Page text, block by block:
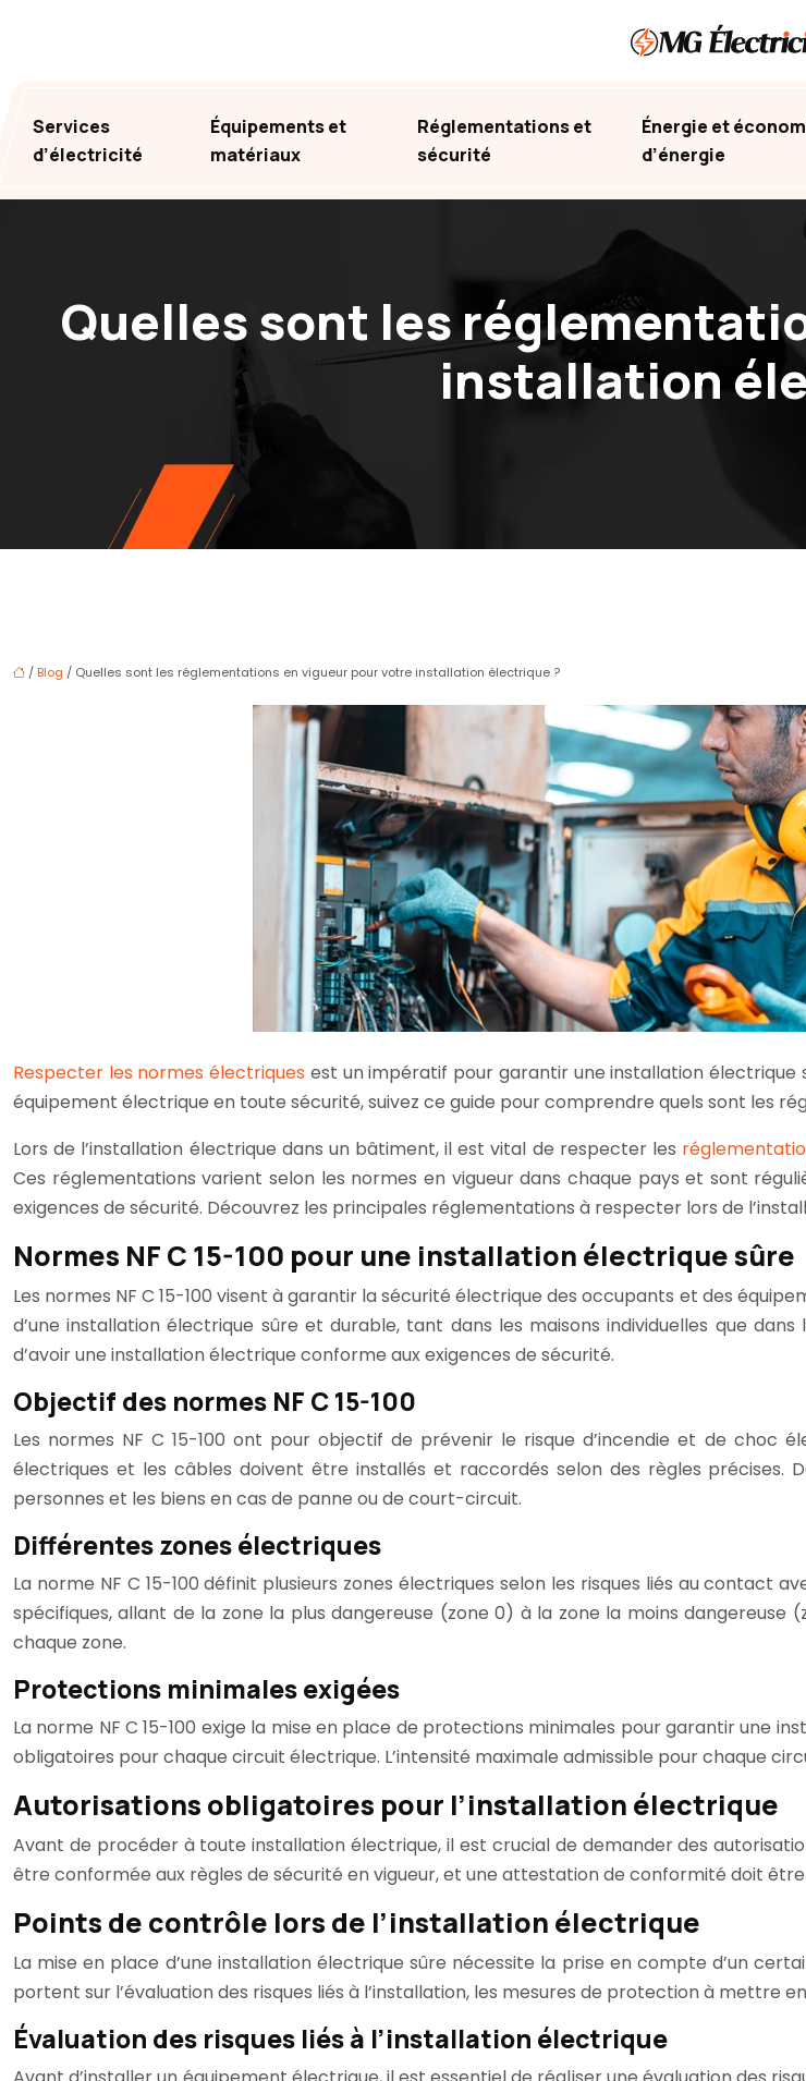
Services
d’électricité
Équipements et
matériaux
Réglementations et
sécurité
Énergie et
d’énergie
Quelles sont les
installation
/ Blog / Quelles sont les réglementations en vigueur pour votre installation électrique ?
Respecter les normes électriques est un impératif pour garantir une installation
équipement électrique en toute sécurité, suivez ce guide pour comprendre quels sont les
Lors de l’installation électrique dans un bâtiment, il est vital de respecter les
Ces réglementations varient selon les normes en vigueur dans chaque pays et sont
exigences de sécurité. Découvrez les principales réglementations à respecter lors de
Normes NF C 15-100 pour une installation électrique sûre
Les normes NF C 15-100 visent à garantir la sécurité électrique des occupants et des
d’une installation électrique sûre et durable, tant dans les maisons individuelles que
d’avoir une installation électrique conforme aux exigences de sécurité.
Objectif des normes NF C 15-100
Les normes NF C 15-100 ont pour objectif de prévenir le risque d’incendie et de choc
électriques et les câbles doivent être installés et raccordés selon des règles
personnes et les biens en cas de panne ou de court-circuit.
Différentes zones électriques
La norme NF C 15-100 définit plusieurs zones électriques selon les risques liés au contact
spécifiques, allant de la zone la plus dangereuse (zone 0) à la zone la moins
chaque zone.
Protections minimales exigées
La norme NF C 15-100 exige la mise en place de protections minimales pour garantir une
obligatoires pour chaque circuit électrique. L’intensité maximale admissible pour chaque
Autorisations obligatoires pour l’installation électrique
Avant de procéder à toute installation électrique, il est crucial de demander des
être conformée aux règles de sécurité en vigueur, et une attestation de conformité doit
Points de contrôle lors de l’installation électrique
La mise en place d’une installation électrique sûre nécessite la prise en compte d’un
portent sur l’évaluation des risques liés à l’installation, les mesures de protection à mettre
Évaluation des risques liés à l’installation électrique